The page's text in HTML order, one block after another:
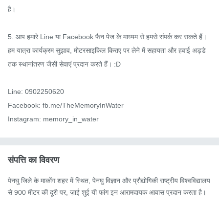
है।
5. आप हमारे Line या Facebook फैन पेज के माध्यम से हमसे संपर्क कर सकते हैं।
हम यात्रा कार्यक्रम सुझाव, मोटरसाइकिल किराए पर लेने में सहायता और हवाई अड्डे
तक स्थानांतरण जैसी सेवाएं प्रदान करते हैं। :D
Line: 0902250620
Facebook: fb.me/TheMemoryInWater
Instagram: memory_in_water
संपत्ति का विवरण
पेनघु जिले के माकोंग शहर में स्थित, पेनघु विज्ञान और प्रौद्योगिकी राष्ट्रीय विश्वविद्यालय
से 900 मीटर की दूरी पर, ज़ाई शुई यी फांग इन आरामदायक आवास प्रदान करता है।